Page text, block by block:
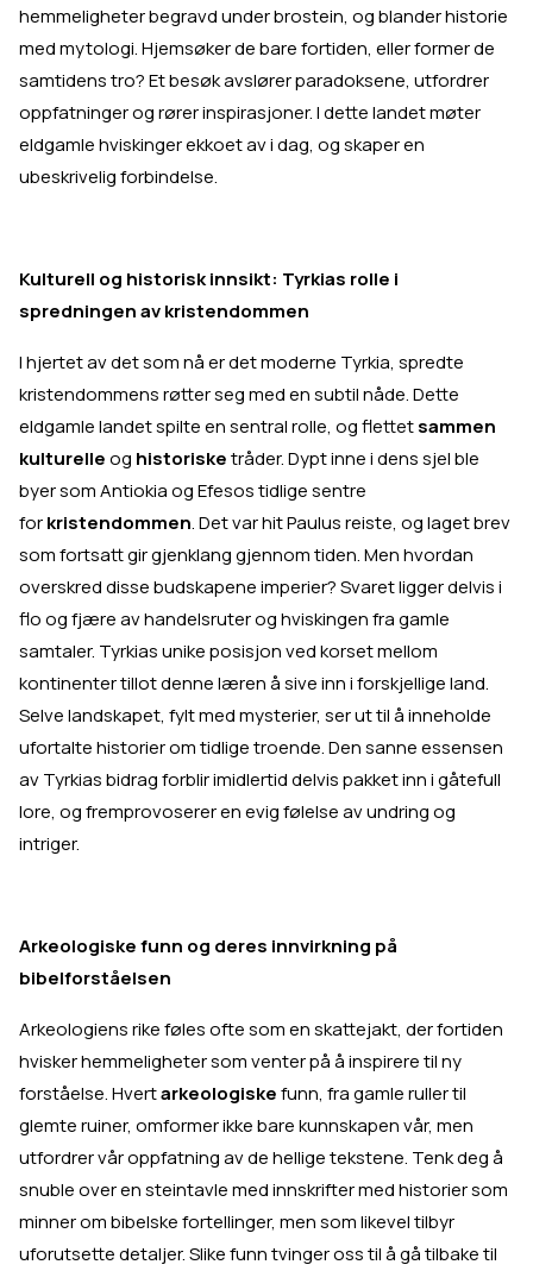
hemmeligheter begravd under brostein, og blander historie
med mytologi. Hjemsøker de bare fortiden, eller former de
samtidens tro? Et besøk avslører paradoksene, utfordrer
oppfatninger og rører inspirasjoner. I dette landet møter
eldgamle hviskinger ekkoet av i dag, og skaper en
ubeskrivelig forbindelse.
Kulturell og historisk innsikt: Tyrkias rolle i
spredningen av kristendommen
I hjertet av det som nå er det moderne Tyrkia, spredte
kristendommens røtter seg med en subtil nåde. Dette
eldgamle landet spilte en sentral rolle, og flettetsammen
kulturelleog historisketråder. Dypt inne i dens sjel ble
byer som Antiokia og Efesos tidlige sentre
forkristendommen. Det var hit Paulus reiste, og laget brev
som fortsatt gir gjenklang gjennom tiden. Men hvordan
overskred disse budskapene imperier? Svaret ligger delvis i
flo og fjære av handelsruter og hviskingen fra gamle
samtaler. Tyrkias unike posisjon ved korset mellom
kontinenter tillot denne læren å sive inn i forskjellige land.
Selve landskapet, fylt med mysterier, ser ut til å inneholde
ufortalte historier om tidlige troende. Den sanne essensen
av Tyrkias bidrag forblir imidlertid delvis pakket inn i gåtefull
lore, og fremprovoserer en evig følelse av undring og
intriger.
Arkeologiske funn og deres innvirkning på
bibelforståelsen
Arkeologiens rike føles ofte som en skattejakt, der fortiden
hvisker hemmeligheter som venter på å inspirere til ny
forståelse. Hvertarkeologiskefunn, fra gamle ruller til
glemte ruiner, omformer ikke bare kunnskapen vår, men
utfordrer vår oppfatning av de hellige tekstene. Tenk deg å
snuble over en steintavle med innskrifter med historier som
minner om bibelske fortellinger, men som likevel tilbyr
uforutsette detaljer. Slike funn tvinger oss til å gå tilbake til